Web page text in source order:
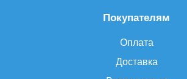
Покупателям
Оплата
Доставка